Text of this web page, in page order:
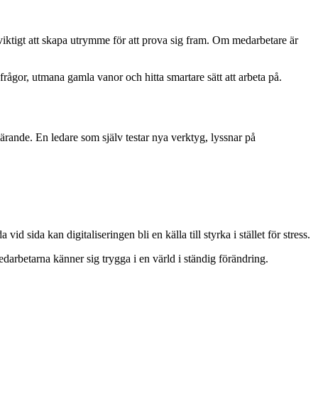
att skapa utrymme för att prova sig fram. Om medarbetare är
utmana gamla vanor och hitta smartare sätt att arbeta på.
En ledare som själv testar nya verktyg, lyssnar på
vid sida kan digitaliseringen bli en källa till styrka i stället för stress.
känner sig trygga i en värld i ständig förändring.